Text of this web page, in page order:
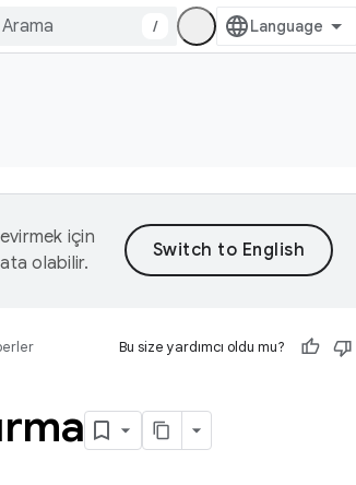
/
için
olabilir.
Bu size yardımcı oldu mu?